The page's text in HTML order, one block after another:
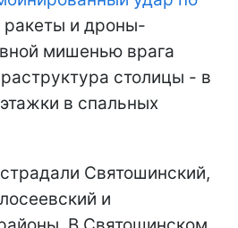
ракеты и дроны-
мишенью врага
столицы - в
в спальных
Святошинский,
и